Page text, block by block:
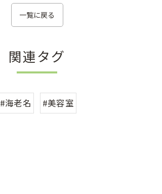
一覧に戻る
関連タグ
#海老名 #美容室